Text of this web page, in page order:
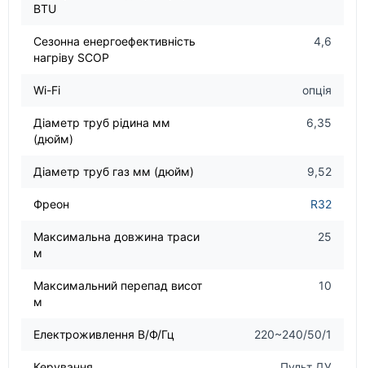
BTU
Сезонна енергоефективність
нагріву SCOP
4,6
Wi-Fi опція
Діаметр труб рідина мм
(дюйм)
6,35
Діаметр труб газ мм (дюйм) 9,52
Фреон R32
Максимальна довжина траси
м
25
Максимальний перепад висот
м
10
Електроживлення В/Ф/Гц 220~240/50/1